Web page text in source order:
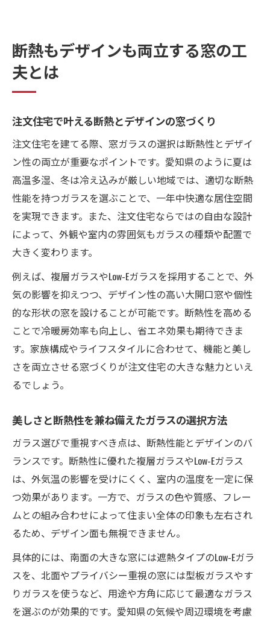
断熱もデザインも両立する窓の工
夫とは
注文住宅で叶える断熱とデザインの窓づくり
注文住宅を建てる際、窓ガラスの選択は断熱性とデザイ
ン性の両立が重要なポイントです。愛知県のように夏は
高温多湿、冬は冷え込みが厳しい地域では、適切な断熱
性能を持つガラスを選ぶことで、一年中快適な居住空間
を実現できます。また、注文住宅ならではの自由な設計
によって、外観や室内の雰囲気もガラスの種類や配置で
大きく変わります。
例えば、複層ガラスやLow-Eガラスを採用することで、外
気の影響を抑えつつ、デザイン性の高い大開口窓や個性
的な形状の窓を設けることが可能です。断熱性を高める
ことで冷暖房効率も向上し、省エネ効果も期待できま
す。家族構成やライフスタイルに合わせて、機能と美し
さを両立させる窓づくりが注文住宅の大きな魅力といえ
るでしょう。
美しさと断熱性を兼ね備えたガラスの選択方法
ガラス選びで重視すべき点は、断熱性能とデザインのバ
ランスです。断熱性に優れた複層ガラスやLow-Eガラス
は、外気温の影響を受けにくく、室内の温度を一定に保
つ効果があります。一方で、ガラスの色や質感、フレー
ムとの組み合わせによって住まい全体の印象も左右され
るため、デザイン面も無視できません。
具体的には、南面の大きな窓には遮熱タイプのLow-Eガラ
スを、北面やプライバシー重視の窓には型板ガラスやす
りガラスを使うなど、用途や方角に応じて最適なガラス
を選ぶのが効果的です。愛知県の気候や周辺環境を考慮